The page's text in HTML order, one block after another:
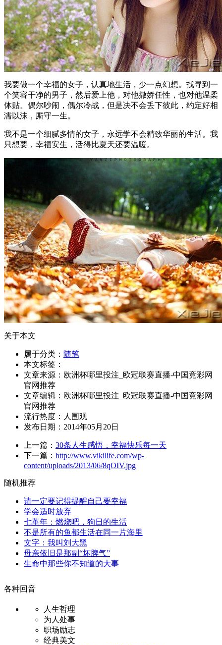
我要做一个幸福的女子，认真地生活，少一点幻想。找寻到一
个笑容干净的男子，然后爱上他，对他撒娇任性，也对他温柔
体贴。偶尔吵闹，偶尔冷战，但是决不会丢下彼此，约定好相
濡以沫，厮守一生。
我不是一个细腻多情的女子，永远学不会精致华丽的生活。我
只想要，幸福安生，活得比夏天还要温暖。
关于本文
属于分类： 随笔
本文标签：
文章来源：欧洲杯哪里投注_欧冠联赛直播-中国竞彩网
官网推荐
文章编辑：欧洲杯哪里投注_欧冠联赛直播-中国竞彩网
官网推荐
流行热度： 人围观
发布日期：2014年05月20日
上一篇： 30条人生感悟，幸福快乐每一天
下一篇： http://www.vikilife.com/wp-
content/uploads/2013/06/8qOIV.jpg
随机推荐
请一定要记得提醒自己要幸福
学会适时放弃
七堇年：燃烧吧，狗日的生活
不是所有的鱼都生活在同一片海里
文字：我叫刘大黑
母亲依旧是那副“坏脾气”
生命中那些你不知道的大事
各种回音
人生哲理
为人处事
职场励志
经典美文